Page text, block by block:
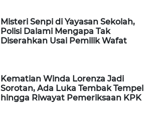
Misteri Senpi di Yayasan Sekolah,
Polisi Dalami Mengapa Tak
Diserahkan Usai Pemilik Wafat
Kematian Winda Lorenza Jadi
Sorotan, Ada Luka Tembak Tempel
hingga Riwayat Pemeriksaan KPK